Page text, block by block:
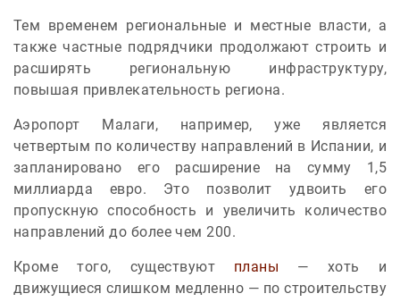
Тем временем региональные и местные власти, а
также частные подрядчики продолжают строить и
расширять региональную инфраструктуру,
повышая привлекательность региона.
Аэропорт Малаги, например, уже является
четвертым по количеству направлений в Испании, и
запланировано его расширение на сумму 1,5
миллиарда евро. Это позволит удвоить его
пропускную способность и увеличить количество
направлений до более чем 200.
Кроме того, существуют планы — хоть и
движущиеся слишком медленно — по строительству